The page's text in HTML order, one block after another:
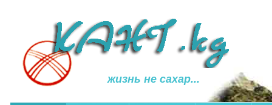
жизнь не сахар...